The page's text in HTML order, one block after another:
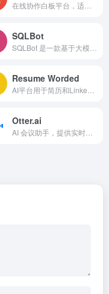
SQLBot
Resume Worded
Otter.ai